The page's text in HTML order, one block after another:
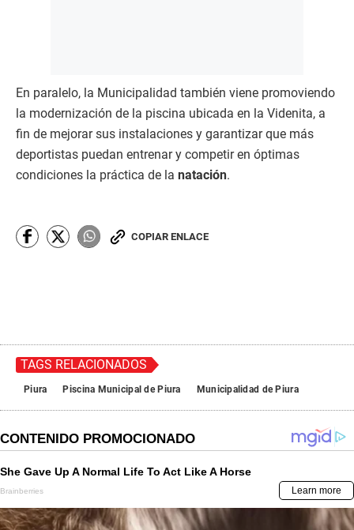
En paralelo, la Municipalidad también viene promoviendo
la modernización de la piscina ubicada en la Videnita, a
fin de mejorar sus instalaciones y garantizar que más
deportistas puedan entrenar y competir en óptimas
condiciones la práctica de la natación.
COPIAR ENLACE
TAGS RELACIONADOS
Piura Piscina Municipal de Piura Municipalidad de Piura